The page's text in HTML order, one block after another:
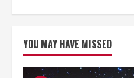
ความ
คิด!
ผ่าน
พลัง
YOU MAY HAVE MISSED